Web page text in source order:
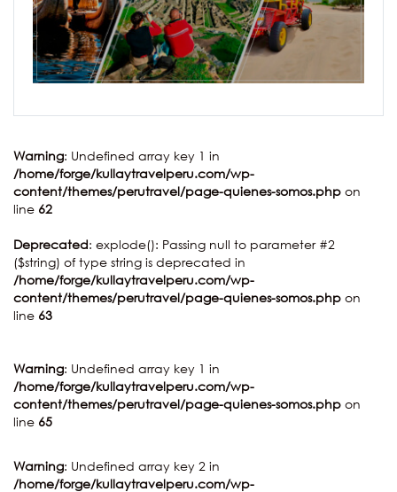
Warning: Undefined array key 1 in
/home/forge/kullaytravelperu.com/wp-
content/themes/perutravel/page-quienes-somos.php on
line 62
Deprecated: explode(): Passing null to parameter #2
($string) of type string is deprecated in
/home/forge/kullaytravelperu.com/wp-
content/themes/perutravel/page-quienes-somos.php on
line 63
Warning: Undefined array key 1 in
/home/forge/kullaytravelperu.com/wp-
content/themes/perutravel/page-quienes-somos.php on
line 65
Warning: Undefined array key 2 in
/home/forge/kullaytravelperu.com/wp-